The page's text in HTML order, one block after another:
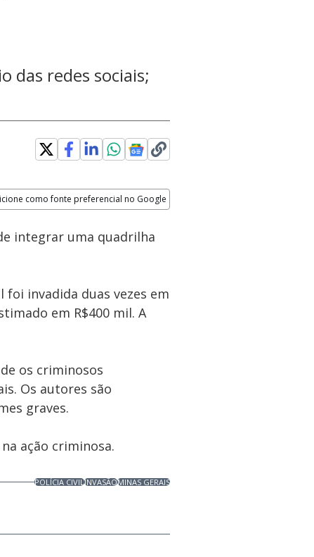
das redes sociais;
como fonte preferencial no Google
integrar uma quadrilha
invadida duas vezes em
em R$400 mil. A
os criminosos
Os autores são
graves.
ação criminosa.
POLÍCIA CIVILINVASÃOMINAS GERAIS